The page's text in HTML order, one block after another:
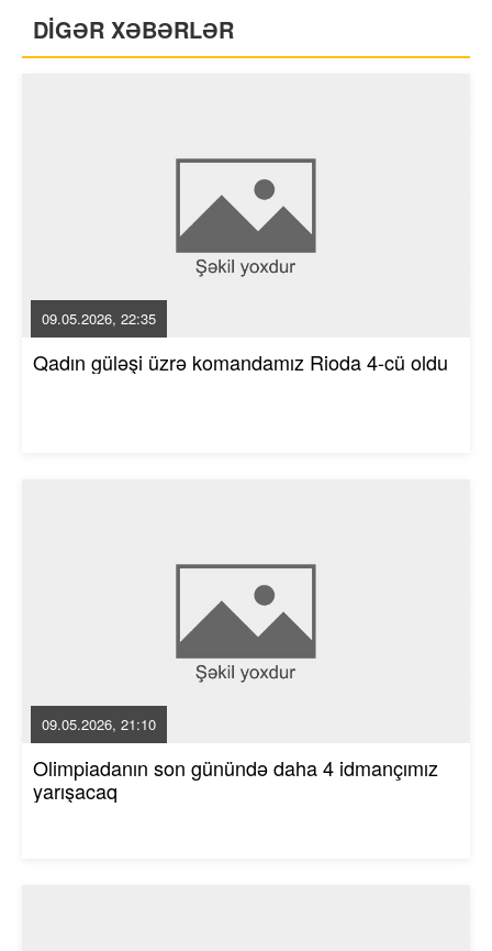
DİGƏR XƏBƏRLƏR
09.05.2026, 22:35
Qadın güləşi üzrə komandamız Rioda 4-cü oldu
09.05.2026, 21:10
Olimpiadanın son günündə daha 4 idmançımız
yarışacaq